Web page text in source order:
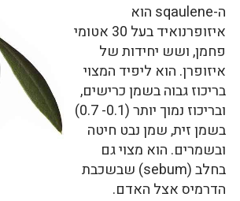
ה-sqaulene הוא
איזופרנואיד בעל 30 אטומי
פחמן, ושש יחידות של
איזופרן. הוא ליפיד המצוי
בריכוז גבוה בשמן כרישים,
ובריכוז נמוך יותר (0.1- 0.7)
בשמן זית, שמן נבט חיטה
ובשמרים. הוא מצוי גם
בחלב (sebum) שבשכבת
הדרמיס אצל האדם.